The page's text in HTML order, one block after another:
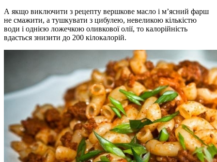
А якщо виключити з рецепту вершкове масло і м’ясний фарш
не смажити, а тушкувати з цибулею, невеликою кількістю
води і однією ложечкою оливкової олії, то калорійність
вдасться знизити до 200 кілокалорій.